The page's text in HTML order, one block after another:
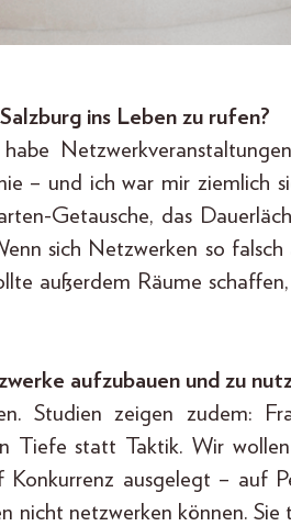
ins Leben zu rufen?
– und ich war mir ziemlich
Getausche, das
sich Netzwerken so
außerdem Räume
aufzubauen und zu
Studien zeigen zudem:
Tiefe statt Taktik. Wir
Konkurrenz ausgelegt – auf
nicht netzwerken können. Sie